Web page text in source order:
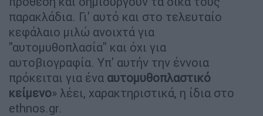
παρακλάδια. Γι' αυτό και στο τελευταίο
κεφάλαιο μιλώ ανοιχτά για
"αυτομυθοπλασία" και όχι για
αυτοβιογραφία. Υπ' αυτήν την έννοια
πρόκειται για ένα αυτομυθοπλαστικό
κείμενο» λέει, χαρακτηριστικά, η ίδια στο
ethnos.gr.